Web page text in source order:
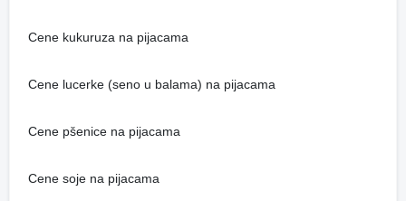
Cene kukuruza na pijacama
Cene lucerke (seno u balama) na pijacama
Cene pšenice na pijacama
Cene soje na pijacama